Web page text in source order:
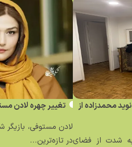
محمدزاده از
شدت از فضای
تغییر چهره لادن
لادن مستوفی، بازیگر
در تازه‌ترین...